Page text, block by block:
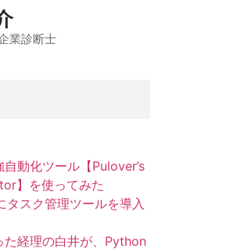
業診断士
動化ツール【Pulover’s
】を使ってみた
スク管理ツールを導入
た経理の白井が、Python